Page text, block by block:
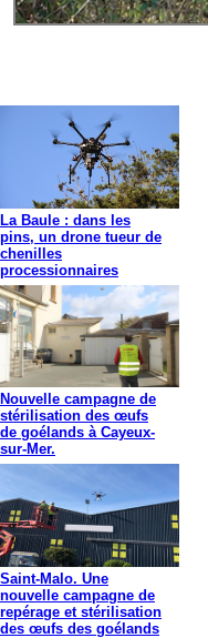
La Baule : dans les
pins, un drone tueur de
chenilles
processionnaires
Nouvelle campagne de
stérilisation des œufs
de goélands à Cayeux-
sur-Mer.
Saint-Malo. Une
nouvelle campagne de
repérage et stérilisation
des œufs des goélands